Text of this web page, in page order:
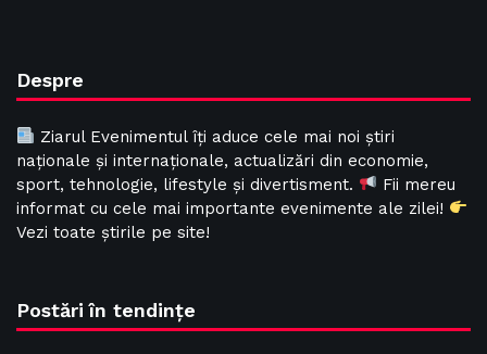
Despre
Ziarul Evenimentul îți aduce cele mai noi știri
naționale și internaționale, actualizări din economie,
sport, tehnologie, lifestyle și divertisment.
Fii mereu
informat cu cele mai importante evenimente ale zilei!
Vezi toate știrile pe site!
Postări în tendințe